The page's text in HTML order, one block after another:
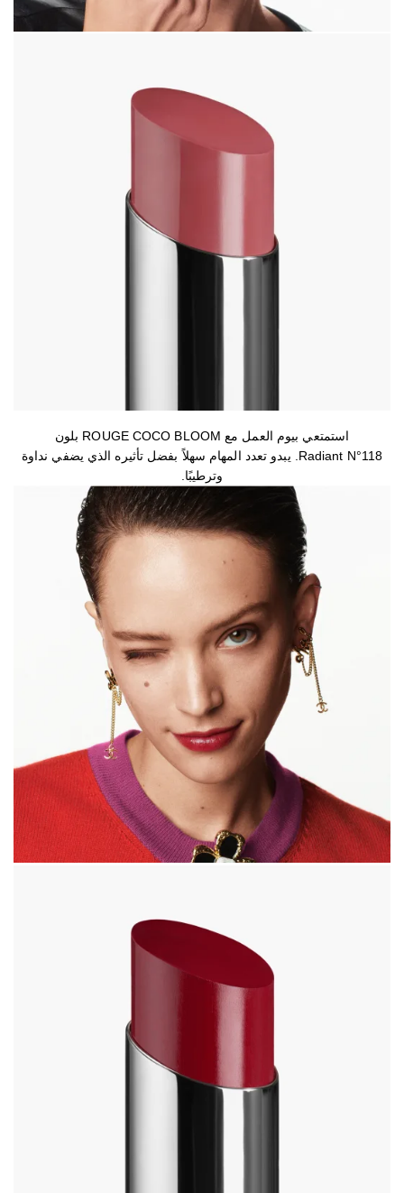
استمتعي بيوم العمل مع ROUGE COCO BLOOM بلون
Radiant N°118. يبدو تعدد المهام سهلاً بفضل تأثيره الذي يضفي نداوة
وترطيبًا.